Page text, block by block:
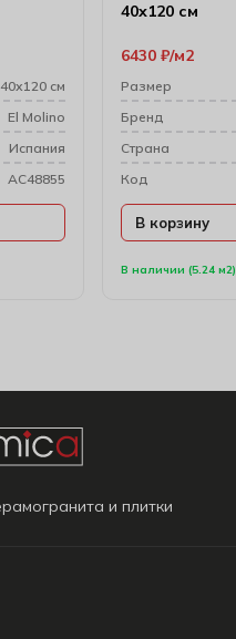
40х120 см
El Molino
Испания
AC48855
40х120 см
В наличии (5.24 м2)
6430 ₽ м2
Размер
Бренд
Cтрана
Код
В корзину
и плитки